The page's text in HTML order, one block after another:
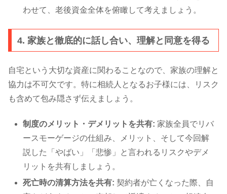
わせて、老後資金全体を俯瞰して考えましょう。
4. 家族と徹底的に話し合い、理解と同意を得る
自宅という大切な資産に関わることなので、家族の理解と
協力は不可欠です。特に相続人となるお子様には、リスク
も含めて包み隠さず伝えましょう。
制度のメリット・デメリットを共有: 家族全員でリバ
ースモーゲージの仕組み、メリット、そして今回解
説した「やばい」「悲惨」と言われるリスクやデメ
リットを共有しましょう。
死亡時の清算方法を共有: 契約者が亡くなった際、自